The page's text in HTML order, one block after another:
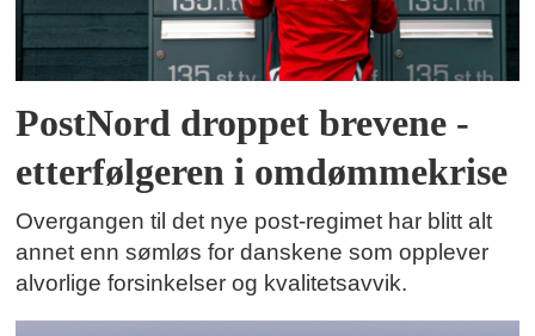
PostNord droppet brevene -
etterfølgeren i omdømmekrise
Overgangen til det nye post-regimet har blitt alt
annet enn sømløs for danskene som opplever
alvorlige forsinkelser og kvalitetsavvik.